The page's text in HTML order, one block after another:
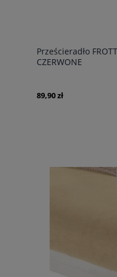
Prześcieradło
CZERWONE
89,90 zł